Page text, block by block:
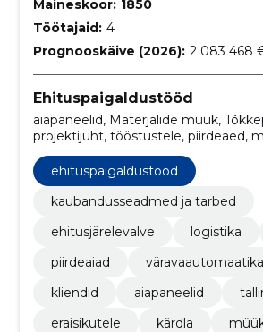
Maineskoor: 1850
Töötajaid: 4
Prognooskäive (2026): 2 083 468
Ehituspaigaldustööd
aiapaneelid, Materjalide müük,
projektijuht, tööstustele, piirdeaed,
eraisikutele, tallinn
ehituspaigaldustööd
kaubandusseadmed ja tarbed
ehitusjärelevalve
logistika
piirdeaiad
väravaautomaatika
kliendid
aiapaneelid
eraisikutele
kärdla